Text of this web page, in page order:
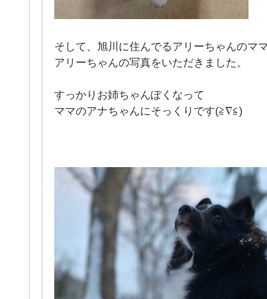
そして、旭川に住んでるアリーちゃんのマ
アリーちゃんの写真をいただきました。
すっかりお姉ちゃんぽくなって
ママのアナちゃんにそっくりです(≧∇≦)